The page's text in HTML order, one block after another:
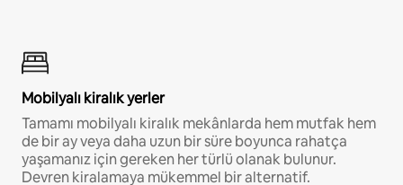
Mobilyalı kiralık yerler
Tamamı mobilyalı kiralık mekânlarda hem mutfak hem
de bir ay veya daha uzun bir süre boyunca rahatça
yaşamanız için gereken her türlü olanak bulunur.
Devren kiralamaya mükemmel bir alternatif.